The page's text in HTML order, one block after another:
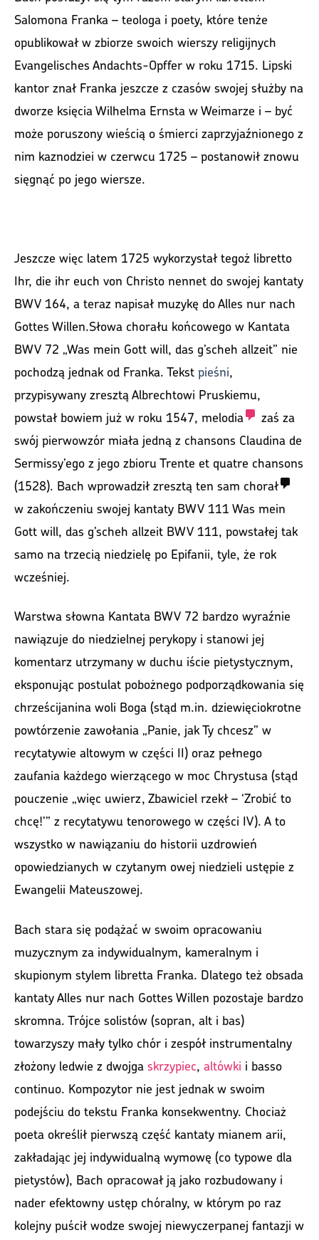
Salomona Franka – teologa i poety, które tenże
opublikował w zbiorze swoich wierszy religijnych
Evangelisches Andachts-Opffer w roku 1715. Lipski
kantor znał Franka jeszcze z czasów swojej służby na
dworze księcia Wilhelma Ernsta w Weimarze i – być
może poruszony wieścią o śmierci zaprzyjaźnionego z
nim kaznodziei w czerwcu 1725 – postanowił znowu
sięgnąć po jego wiersze.
Jeszcze więc latem 1725 wykorzystał tegoż libretto
Ihr, die ihr euch von Christo nennet do swojej kantaty
BWV 164, a teraz napisał muzykę do Alles nur nach
Gottes Willen.Słowa chorału końcowego w Kantata
BWV 72 „Was mein Gott will, das g’scheh allzeit” nie
pochodzą jednak od Franka. Tekst pieśni,
przypisywany zresztą Albrechtowi Pruskiemu,
powstał bowiem już w roku 1547, melodia
zaś za
swój pierwowzór miała jedną z chansons Claudina de
Sermissy’ego z jego zbioru Trente et quatre chansons
(1528). Bach wprowadził zresztą ten sam chorał
w zakończeniu swojej kantaty BWV 111 Was mein
Gott will, das g’scheh allzeit BWV 111, powstałej tak
samo na trzecią niedzielę po Epifanii, tyle, że rok
wcześniej.
Warstwa słowna Kantata BWV 72 bardzo wyraźnie
nawiązuje do niedzielnej perykopy i stanowi jej
komentarz utrzymany w duchu iście pietystycznym,
eksponując postulat pobożnego podporządkowania się
chrześcijanina woli Boga (stąd m.in. dziewięciokrotne
powtórzenie zawołania „Panie, jak Ty chcesz” w
recytatywie altowym w części II) oraz pełnego
zaufania każdego wierzącego w moc Chrystusa (stąd
pouczenie „więc uwierz, Zbawiciel rzekł – ‘Zrobić to
chcę!’” z recytatywu tenorowego w części IV). A to
wszystko w nawiązaniu do historii uzdrowień
opowiedzianych w czytanym owej niedzieli ustępie z
Ewangelii Mateuszowej.
Bach stara się podążać w swoim opracowaniu
muzycznym za indywidualnym, kameralnym i
skupionym stylem libretta Franka. Dlatego też obsada
kantaty Alles nur nach Gottes Willen pozostaje bardzo
skromna. Trójce solistów (sopran, alt i bas)
towarzyszy mały tylko chór i zespół instrumentalny
złożony ledwie z dwojga skrzypiec, altówki i basso
continuo. Kompozytor nie jest jednak w swoim
podejściu do tekstu Franka konsekwentny. Chociaż
poeta określił pierwszą część kantaty mianem arii,
zakładając jej indywidualną wymowę (co typowe dla
pietystów), Bach opracował ją jako rozbudowany i
nader efektowny ustęp chóralny, w którym po raz
kolejny puścił wodze swojej niewyczerpanej fantazji w